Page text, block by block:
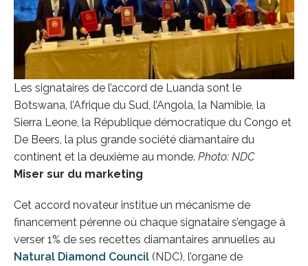
Les signataires de l’accord de Luanda sont le
Botswana, l’Afrique du Sud, l’Angola, la Namibie, la
Sierra Leone, la République démocratique du Congo et
De Beers, la plus grande société diamantaire du
continent et la deuxième au monde. Photo: NDC
Miser sur du marketing
Cet accord novateur institue un mécanisme de
financement pérenne où chaque signataire s’engage à
verser 1% de ses recettes diamantaires annuelles au
Natural Diamond Council (NDC), l’organe de